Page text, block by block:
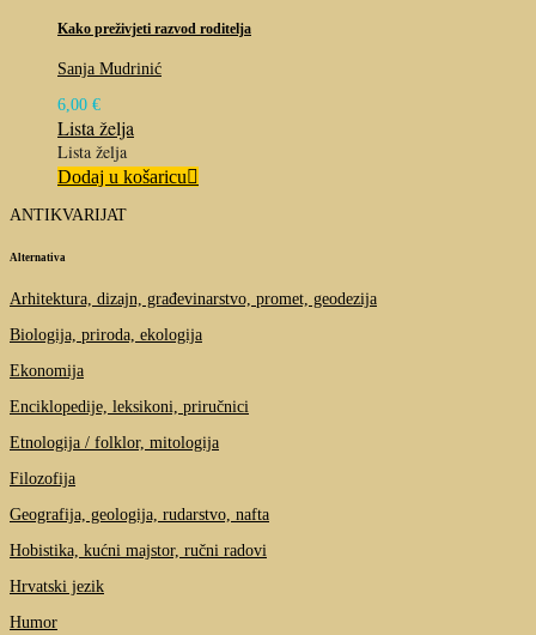
Kako preživjeti razvod roditelja
Sanja Mudrinić
6,00 €
Lista želja
Lista želja
Dodaj u košaricu
ANTIKVARIJAT
Alternativa
Arhitektura, dizajn, građevinarstvo, promet, geodezija
Biologija, priroda, ekologija
Ekonomija
Enciklopedije, leksikoni, priručnici
Etnologija / folklor, mitologija
Filozofija
Geografija, geologija, rudarstvo, nafta
Hobistika, kućni majstor, ručni radovi
Hrvatski jezik
Humor